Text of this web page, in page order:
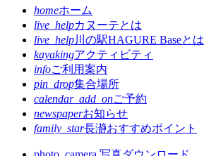
homeホーム
live_helpカヌーテとは
live_help川の駅HAGURE Baseとは
kayakingアクティビティ
infoご利用案内
pin_drop集合場所
calendar_add_onご予約
newspaperお知らせ
family_star長瀞おすすめポイント